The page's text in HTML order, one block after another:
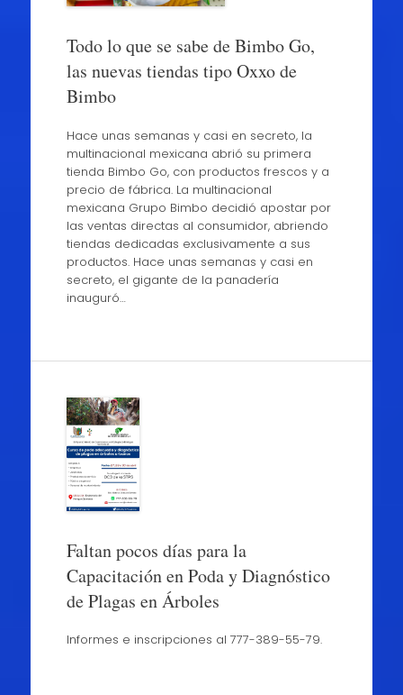
Todo lo que se sabe de Bimbo Go,
las nuevas tiendas tipo Oxxo de
Bimbo
Hace unas semanas y casi en secreto, la
multinacional mexicana abrió su primera
tienda Bimbo Go, con productos frescos y a
precio de fábrica. La multinacional
mexicana Grupo Bimbo decidió apostar por
las ventas directas al consumidor, abriendo
tiendas dedicadas exclusivamente a sus
productos. Hace unas semanas y casi en
secreto, el gigante de la panadería
inauguró…
Faltan pocos días para la
Capacitación en Poda y Diagnóstico
de Plagas en Árboles
Informes e inscripciones al 777-389-55-79.